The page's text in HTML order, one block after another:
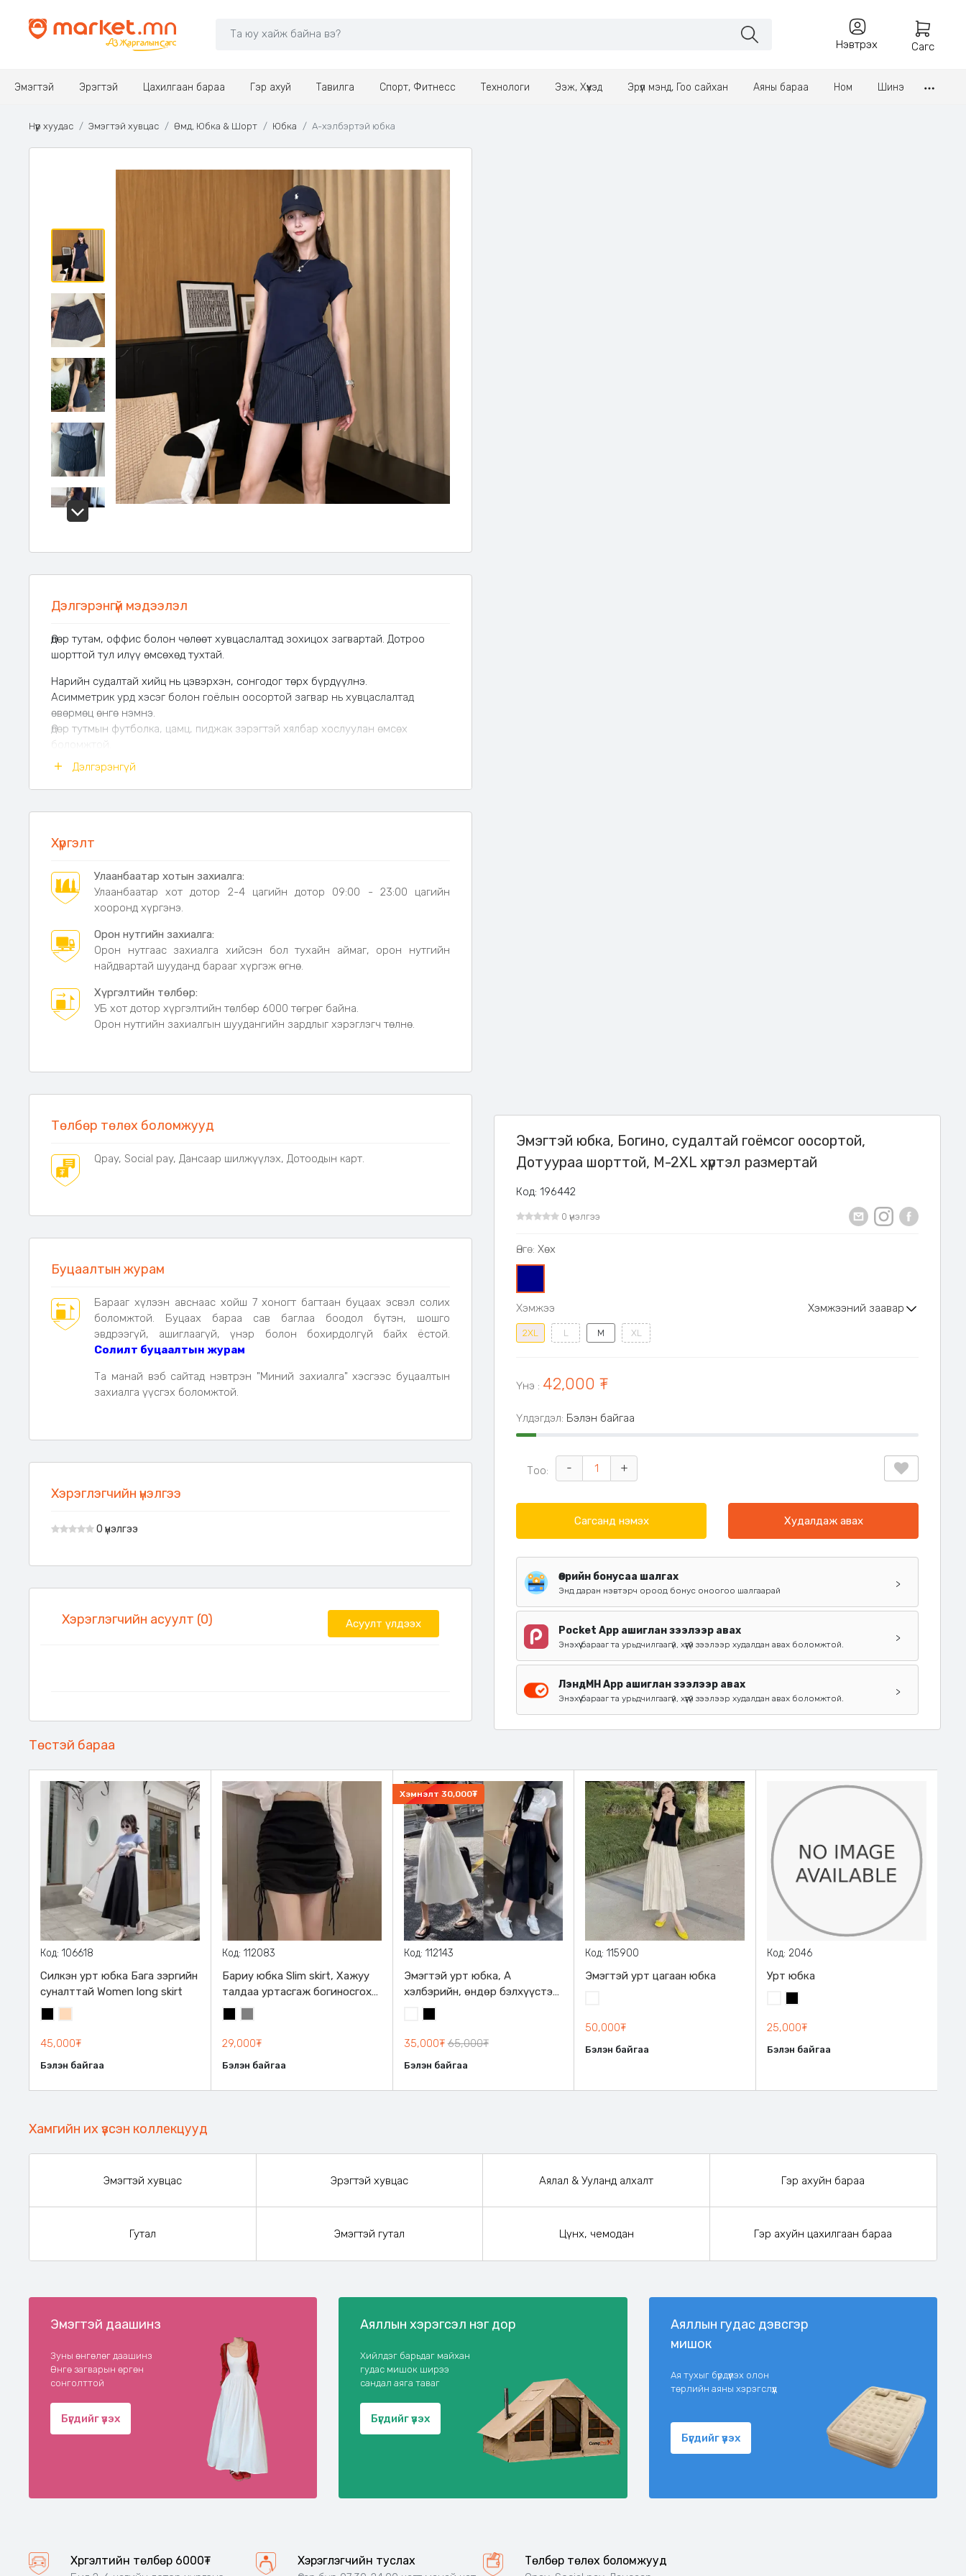
Нэвтрэх Сагс
Эмэгтэй Эрэгтэй Цахилгаан бараа Гэр ахуй Тавилга Спорт, Фитнесс Технологи Ээж, Хүүхэд Эрүүл мэнд, Гоо сайхан Аяны бараа Ном Шинэ
Нүүр хуудас Эмэгтэй хувцас Өмд, Юбка & Шорт Юбка А-хэлбэртэй юбка
Дэлгэрэнгүй мэдээлэл
Өдөр тутам, оффис болон чөлөөт хувцаслалтад зохицох загвартай. Дотроо
шорттой тул илүү өмсөхөд тухтай.
Нарийн судалтай хийц нь цэвэрхэн, сонгодог төрх бүрдүүлнэ.
Асимметрик урд хэсэг болон гоёлын оосортой загвар нь хувцаслалтад
өвөрмөц өнгө нэмнэ.
Өдөр тутмын футболка, цамц, пиджак зэрэгтэй хялбар хослуулан өмсөх
Материал:
Полиэфир хольцтой даавуу \нимгэн, зөөлөн, тухтай биед
эвтэйхэн\
Өнгө:хар хөх дээр цагаан судалтай
Дэлгэрэнгүй
Хүргэлт
Улаанбаатар хотын захиалга:
Улаанбаатар хот дотор 2-4 цагийн дотор 09:00 - 23:00 цагийн
хооронд хүргэнэ.
Орон нутгийн захиалга:
Орон нутгаас захиалга хийсэн бол тухайн аймаг, орон нутгийн
найдвартай шууданд барааг хүргэж өгнө.
Хүргэлтийн төлбөр:
УБ хот дотор хүргэлтийн төлбөр 6000 төгрөг байна.
Орон нутгийн захиалгын шуудангийн зардлыг хэрэглэгч төлнө.
Төлбөр төлөх боломжууд
Qpay, Social pay, Дансаар шилжүүлэх, Дотоодын карт.
Буцаалтын журам
Барааг хүлээн авснаас хойш 7 хоногт багтаан буцаах эсвэл солих
боломжтой. Буцаах бараа сав баглаа боодол бүтэн, шошго
эвдрээгүй, ашиглаагүй, үнэр болон бохирдолгүй байх ёстой.
Солилт буцаалтын журам
Та манай вэб сайтад нэвтрэн "Миний захиалга" хэсгээс буцаалтын
захиалга үүсгэх боломжтой.
Хэрэглэгчийн үнэлгээ
0 үнэлгээ
Хэрэглэгчийн асуулт (0) Асуулт үлдээх
Эмэгтэй юбка, Богино, судалтай гоёмсог оосортой,
Дотуураа шорттой, M-2XL хүртэл размертай
Код: 196442
0 үнэлгээ
Өнгө: Хөх
Хэмжээ Хэмжээний заавар
2XL L M XL
Үнэ : 42,000 ₮
Үлдэгдэл: Бэлэн байгаа
Тоо: - +
Сагсанд нэмэх Худалдаж авах
Өөрийн бонусаа шалгах
Энд даран нэвтэрч ороод бонус оноогоо шалгаарай >
Pocket App ашиглан зээлээр авах
Энэхүү барааг та урьдчилгаагүй, хүүгүй зээлээр худалдан авах боломжтой. >
ЛэндМН App ашиглан зээлээр авах
Энэхүү барааг та урьдчилгаагүй, хүүгүй зээлээр худалдан авах боломжтой. >
Төстэй бараа
Код: 106618
Силкэн урт юбка Бага зэргийн
суналттай Women long skirt
45,000₮
Бэлэн байгаа
Код: 112083
Бариу юбка Slim skirt, Хажуу
талдаа уртасгаж богиносгох
таталтын уяатай
29,000₮
Бэлэн байгаа
Хэмнэлт 30,000₮
Код: 112143
Эмэгтэй урт юбка, A
хэлбэрийн, өндөр бэлхүүстэй,
шилбэний урттай
35,000₮65,000₮
Бэлэн байгаа
Код: 115900
Эмэгтэй урт цагаан юбка
50,000₮
Бэлэн байгаа
Код: 2046
Урт юбка
25,000₮
Бэлэн байгаа
Хамгийн их үзсэн коллекцууд
Эмэгтэй хувцас Эрэгтэй хувцас Аялал & Ууланд алхалт Гэр ахуйн бараа
Гутал Эмэгтэй гутал Цүнх, чемодан Гэр ахуйн цахилгаан бараа
Эмэгтэй даашинз
Зуны өнгөлөг даашинз
Өнгө загварын өргөн
сонголттой
Бүгдийг үзэх
Аяллын хэрэгсэл нэг дор
Хийлдэг барьдаг майхан
гудас мишок ширээ
сандал аяга таваг
Бүгдийг үзэх
Аяллын гудас дэвсгэр
мишок
Ая тухыг бүрдүүлэх олон
төрлийн аяны хэрэгслүүд
Бүгдийг үзэх
Хүргэлтийн төлбөр 6000₮ Хэрэглэгчийн туслах Төлбөр төлөх боломжууд